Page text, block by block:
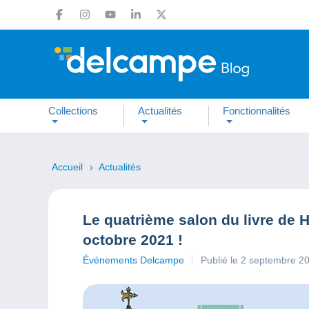
Collections Actualités Fonctionnalités
Accueil Actualités
Le quatrième salon du livre de
octobre 2021 !
Événements Delcampe Publié le 2 septembre